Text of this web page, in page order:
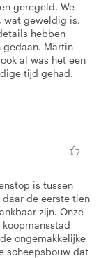
geregeld. We
wat geweldig is,
hebben
Martin
al was het een
tijd gehad.
is tussen
de eerste tien
zijn. Onze
ongemakkelijke
scheepsbouw dat